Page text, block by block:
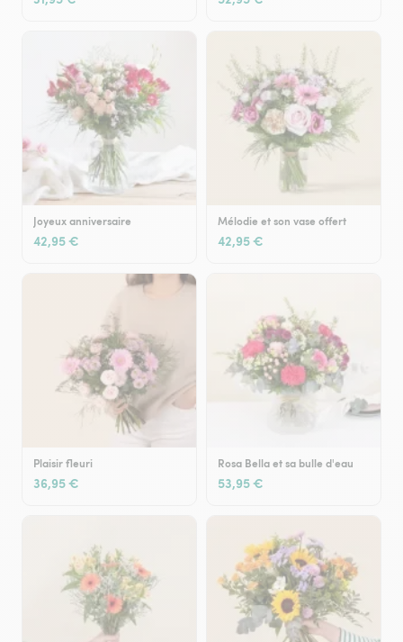
Joyeux anniversaire
42,95 €
Mélodie et son vase offert
42,95 €
Plaisir fleuri
36,95 €
Rosa Bella et sa bulle d'eau
53,95 €